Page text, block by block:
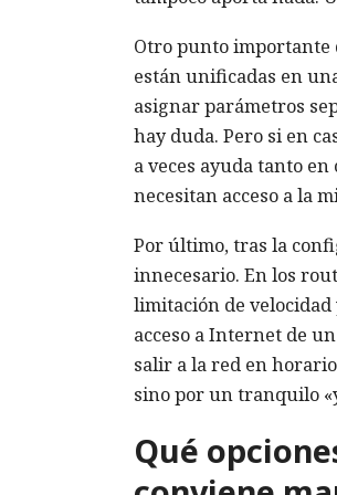
Otro punto importante
están unificadas en
asignar parámetros
hay duda. Pero si en
a veces ayuda tanto
necesitan acceso a la
Por último, tras la
innecesario. En los
limitación de
acceso a Internet de
salir a la red en
sino por un tranquilo
Qué